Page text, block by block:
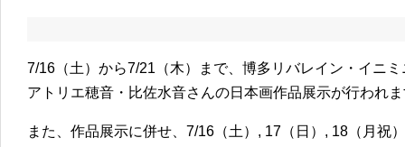
7/16（土）から7/21（木）まで、博多リバレイン・イニ
アトリエ穂音・比佐水音さんの日本画作品展示が行われ
また、作品展示に併せ、7/16（土）, 17（日）, 18（月祝